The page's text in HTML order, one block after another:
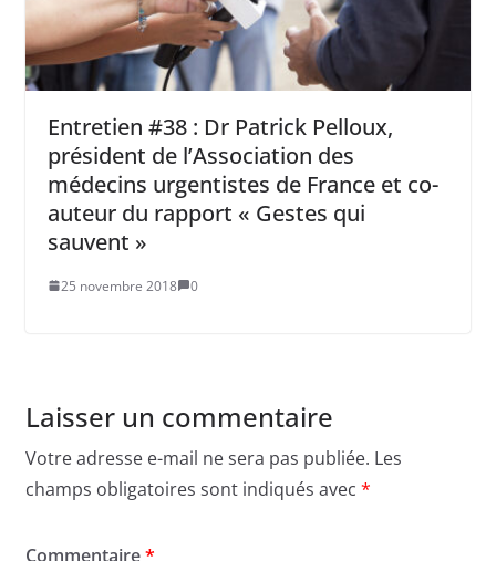
Entretien #38 : Dr Patrick Pelloux,
président de l’Association des
médecins urgentistes de France et co-
auteur du rapport « Gestes qui
sauvent »
25 novembre 2018 0
Laisser un commentaire
Votre adresse e-mail ne sera pas publiée. Les
champs obligatoires sont indiqués avec *
Commentaire*